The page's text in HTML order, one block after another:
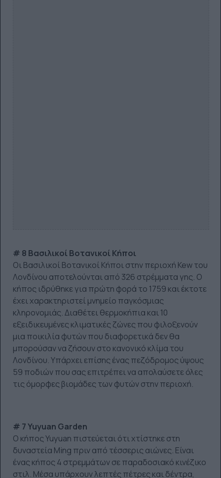
# 8 Βασιλικοί Βοτανικοί Κήποι
Οι Βασιλικοί Βοτανικοί Κήποι στην περιοχή Kew του
Λονδίνου αποτελούνται από 326 στρέμματα γης. Ο
κήπος ιδρύθηκε για πρώτη φορά το 1759 και έκτοτε
έχει χαρακτηριστεί μνημείο παγκόσμιας
κληρονομιάς. Διαθέτει θερμοκήπια και 10
εξειδικευμένες κλιματικές ζώνες που φιλοξενούν
μια ποικιλία φυτών που διαφορετικά δεν θα
μπορούσαν να ζήσουν στο κανονικό κλίμα του
Λονδίνου. Υπάρχει επίσης ένας πεζόδρομος ύψους
59 ποδιών που σας επιτρέπει να απολαύσετε όλες
τις όμορφες βιομάδες των φυτών στην περιοχή.
# 7 Yuyuan Garden
Ο κήπος Yuyuan πιστεύεται ότι χτίστηκε στη
δυναστεία Ming πριν από τέσσερις αιώνες. Είναι
ένας κήπος 4 στρεμμάτων σε παραδοσιακό κινέζικο
στιλ. Μέσα υπάρχουν λεπτές πέτρες και δέντρα,